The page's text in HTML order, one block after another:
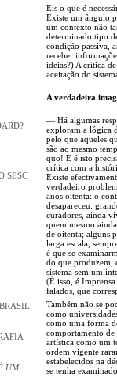
SESC
UM
Eis o que é
Existe um ângulo
um contexto não
determinado tipo
condição passiva,
receber
ideias?) A crítica
aceitação do
A verdadeira
— Há algumas
exploram a lógica
pelo que aqueles
são ao mesmo
quo! E é isto
crítica com a
Existe
verdadeiro
anos oitenta: o
desapareceu:
curadores, ainda
quem mesmo
de oitenta; alguns
larga escala,
é que se
do que produzem,
sistema sem um
(É isso, é
falados, que
Também não se
como
como uma forma
comportamento de
artística como um
ordem vigente
estabelecidos na
se tenha